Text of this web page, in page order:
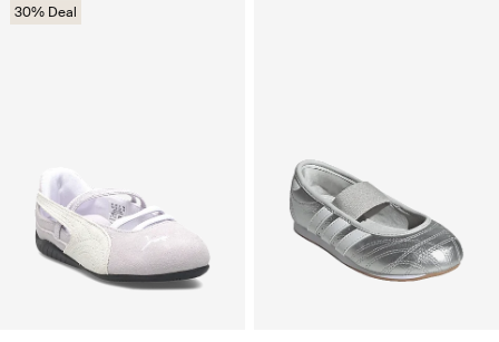
30% Deal